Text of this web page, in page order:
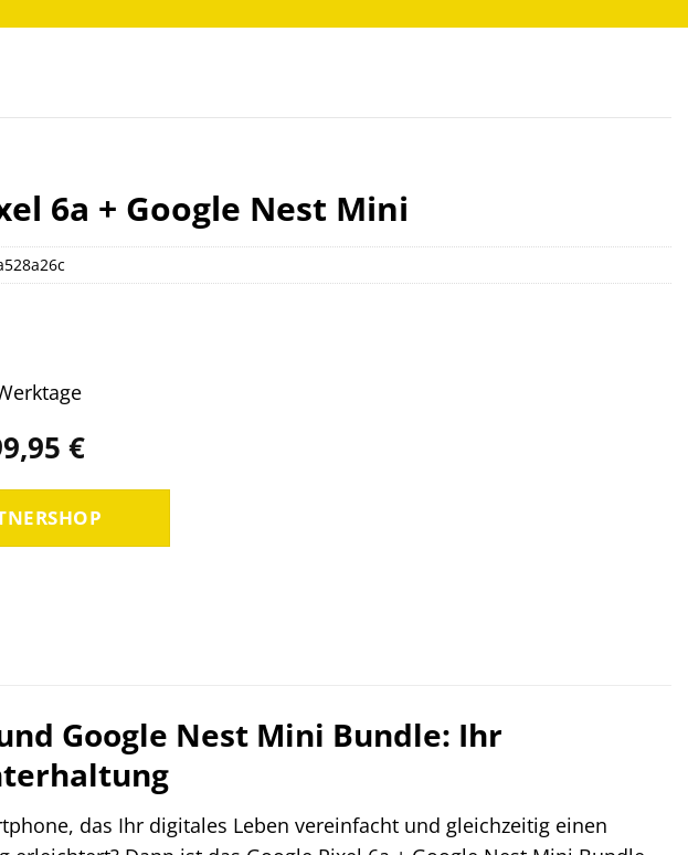
6a + Google Nest Mini
€
€Aktueller
ist:
399,95 €.
Google Nest Mini Bundle: Ihr
das Ihr digitales Leben vereinfacht und gleichzeitig einen